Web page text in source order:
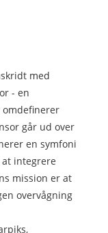
med
- en
går ud over
en symfoni
integrere
mission er at
overvågning